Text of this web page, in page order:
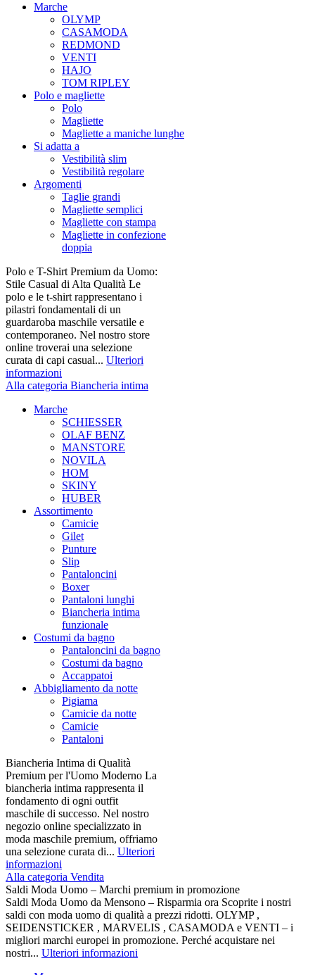
Marche
OLYMP
CASAMODA
REDMOND
VENTI
HAJO
TOM RIPLEY
Polo e magliette
Polo
Magliette
Magliette a maniche lunghe
Si adatta a
Vestibilità slim
Vestibilità regolare
Argomenti
Taglie grandi
Magliette semplici
Magliette con stampa
Magliette in confezione
doppia
Polo e T-Shirt Premium da Uomo:
Stile Casual di Alta Qualità Le
polo e le t-shirt rappresentano i
pilastri fondamentali di un
guardaroba maschile versatile e
contemporaneo. Nel nostro store
online troverai una selezione
curata di capi casual... Ulteriori
informazioni
Alla categoria Biancheria intima
Marche
SCHIESSER
OLAF BENZ
MANSTORE
NOVILA
HOM
SKINY
HUBER
Assortimento
Camicie
Gilet
Punture
Slip
Pantaloncini
Boxer
Pantaloni lunghi
Biancheria intima
funzionale
Costumi da bagno
Pantaloncini da bagno
Costumi da bagno
Accappatoi
Abbigliamento da notte
Pigiama
Camicie da notte
Camicie
Pantaloni
Biancheria Intima di Qualità
Premium per l'Uomo Moderno La
biancheria intima rappresenta il
fondamento di ogni outfit
maschile di successo. Nel nostro
negozio online specializzato in
moda maschile premium, offriamo
una selezione curata di... Ulteriori
informazioni
Alla categoria Vendita
Saldi Moda Uomo – Marchi premium in promozione
Saldi Moda Uomo da Mensono – Risparmia ora Scoprite i nostri
saldi con moda uomo di qualità a prezzi ridotti. OLYMP ,
SEIDENSTICKER , MARVELIS , CASAMODA e VENTI – i
migliori marchi europei in promozione. Perché acquistare nei
nostri... Ulteriori informazioni